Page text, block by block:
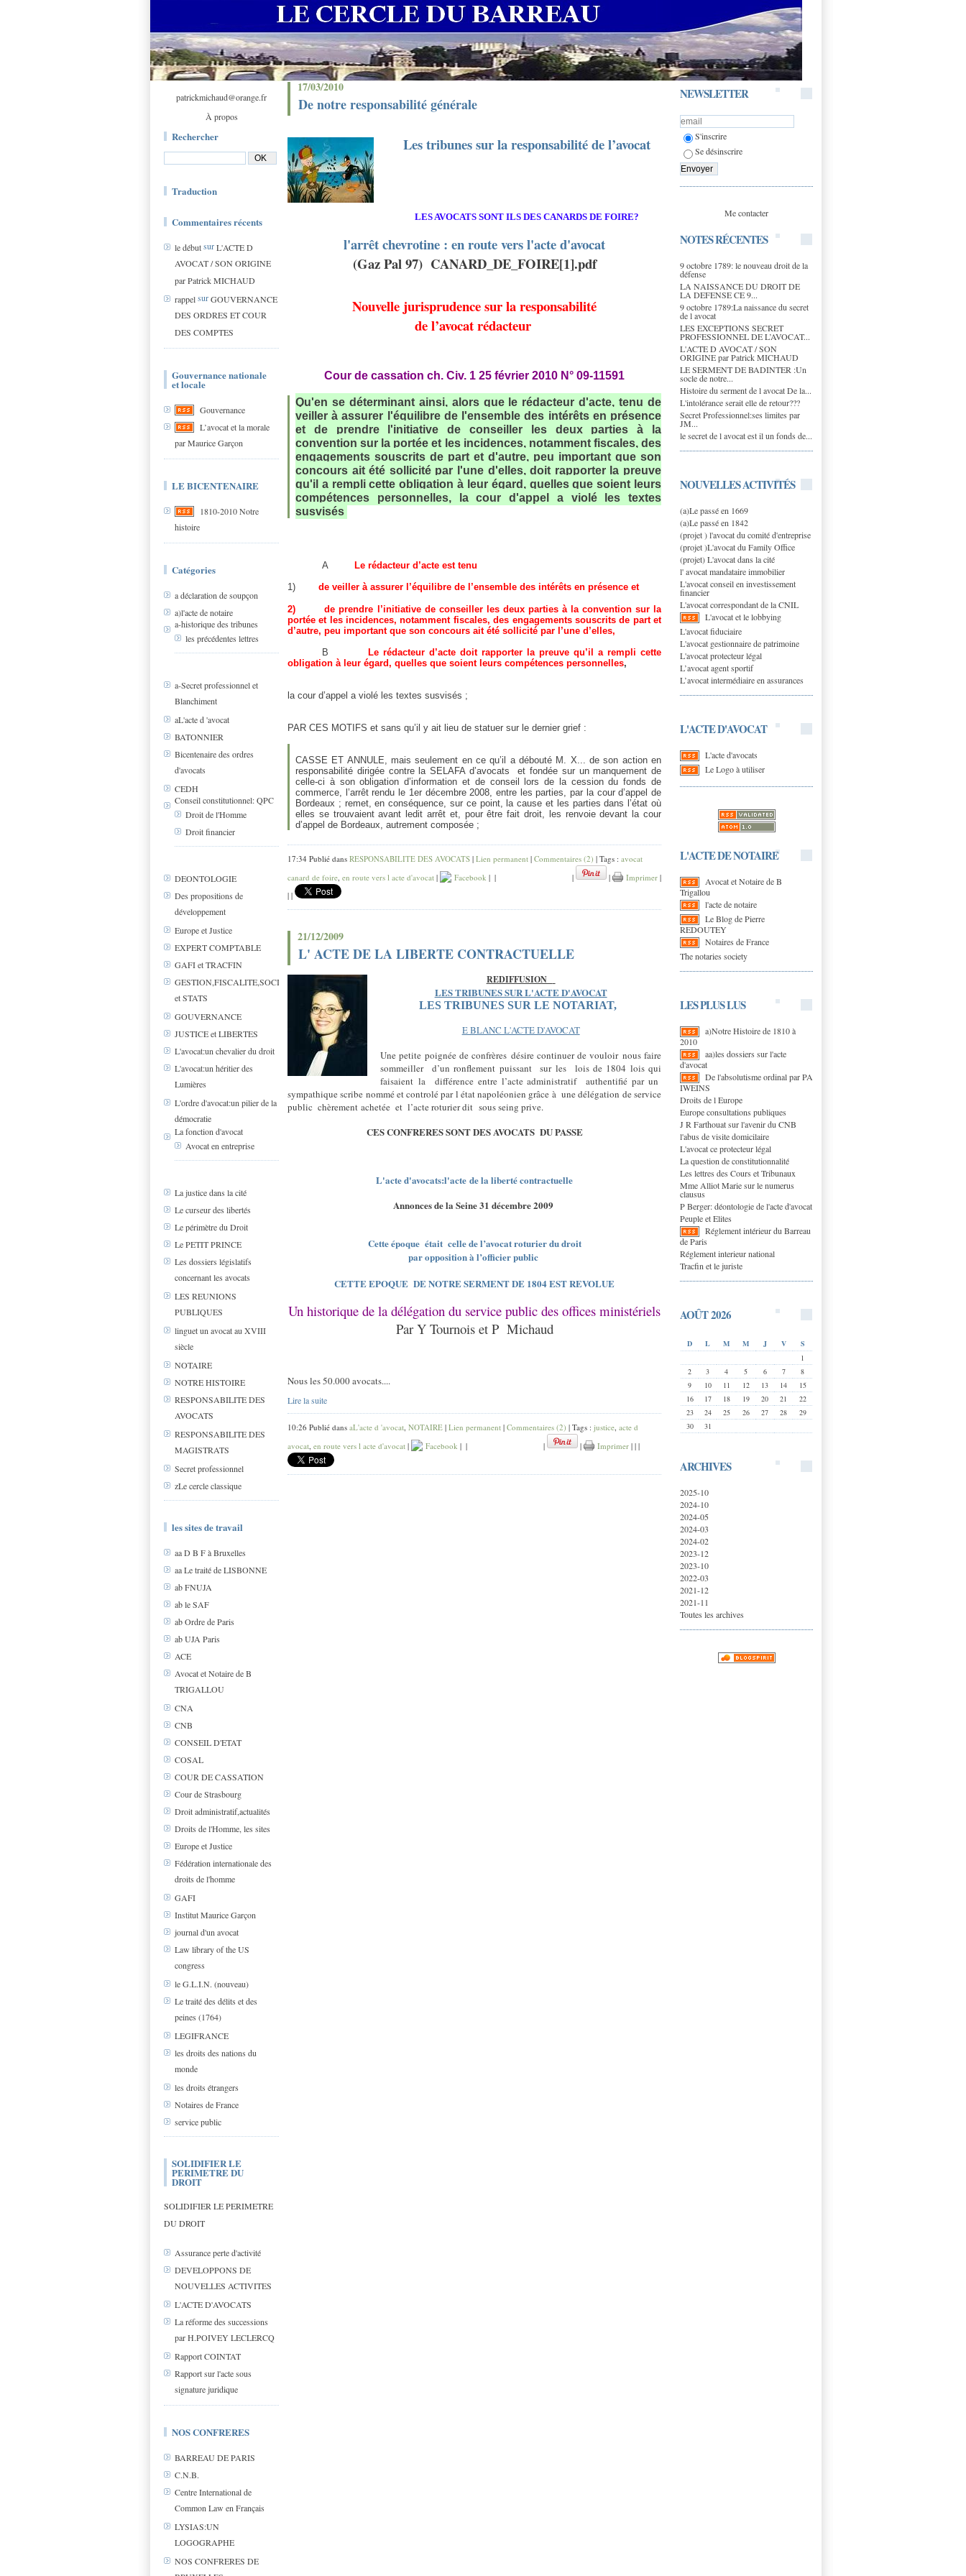
patrickmichaud@orange.fr
À propos
Rechercher
Traduction
Commentaires récents
le débutsurL'ACTE D
AVOCAT / SON ORIGINE
par Patrick MICHAUD
rappelsurGOUVERNANCE
DES ORDRES ET COUR
DES COMPTES
Gouvernance nationale
et locale
Gouvernance
L’avocat et la morale
par Maurice Garçon
LE BICENTENAIRE
1810-2010 Notre
histoire
Catégories
a déclaration de soupçon
a)l'acte de notaire
a-historique des tribunes
les précédentes lettres
a-Secret professionnel et
Blanchiment
aL'acte d 'avocat
BATONNIER
Bicentenaire des ordres
d'avocats
CEDH
Conseil constitutionnel: QPC
Droit de l'Homme
Droit financier
DEONTOLOGIE
Des propositions de
développement
Europe et Justice
EXPERT COMPTABLE
GAFI et TRACFIN
GESTION,FISCALITE,SOCIAL
et STATS
GOUVERNANCE
JUSTICE et LIBERTES
L'avocat:un chevalier du droit
L'avocat:un héritier des
Lumières
L'ordre d'avocat:un pilier de la
démocratie
La fonction d'avocat
Avocat en entreprise
La justice dans la cité
Le curseur des libertés
Le périmètre du Droit
Le PETIT PRINCE
Les dossiers législatifs
concernant les avocats
LES REUNIONS
PUBLIQUES
linguet un avocat au XVIII
siècle
NOTAIRE
NOTRE HISTOIRE
RESPONSABILITE DES
AVOCATS
RESPONSABILITE DES
MAGISTRATS
Secret professionnel
zLe cercle classique
les sites de travail
aa D B F à Bruxelles
aa Le traité de LISBONNE
ab FNUJA
ab le SAF
ab Ordre de Paris
ab UJA Paris
ACE
Avocat et Notaire de B
TRIGALLOU
CNA
CNB
CONSEIL D'ETAT
COSAL
COUR DE CASSATION
Cour de Strasbourg
Droit administratif,actualités
Droits de l'Homme, les sites
Europe et Justice
Fédération internationale des
droits de l'homme
GAFI
Institut Maurice Garçon
journal d'un avocat
Law library of the US
congress
le G.L.I.N. (nouveau)
Le traité des délits et des
peines (1764)
LEGIFRANCE
les droits des nations du
monde
les droits étrangers
Notaires de France
service public
SOLIDIFIER LE
PERIMETRE DU
DROIT
SOLIDIFIER LE PERIMETRE
DU DROIT
Assurance perte d'activité
DEVELOPPONS DE
NOUVELLES ACTIVITES
L'ACTE D'AVOCATS
La réforme des successions
par H.POIVEY LECLERCQ
Rapport COINTAT
Rapport sur l'acte sous
signature juridique
NOS CONFRERES
BARREAU DE PARIS
C.N.B.
Centre International de
Common Law en Français
LYSIAS:UN
LOGOGRAPHE
NOS CONFRERES DE
NEWSLETTER
S'inscrire
Se désinscrire
Me contacter
NOTES RÉCENTES
9 octobre 1789: le nouveau droit de la
défense
LA NAISSANCE DU DROIT DE
LA DEFENSE CE 9...
9 octobre 1789:La naissance du secret
de l avocat
LES EXCEPTIONS SECRET
PROFESSIONNEL DE L’AVOCAT...
L'ACTE D AVOCAT / SON
ORIGINE par Patrick MICHAUD
LE SERMENT DE BADINTER :Un
socle de notre...
Histoire du serment de l avocat De la...
L'intolérance serait elle de retour???
Secret Professionnel:ses limites par
JM...
le secret de l avocat est il un fonds de...
NOUVELLES ACTIVITÉS
(a)Le passé en 1669
(a)Le passé en 1842
(projet ) l'avocat du comité d'entreprise
(projet )L'avocat du Family Office
(projet) L'avocat dans la cité
l' avocat mandataire immobilier
L'avocat conseil en investissement
financier
L'avocat correspondant de la CNIL
L'avocat et le lobbying
L'avocat fiduciaire
L'avocat gestionnaire de patrimoine
L'avocat protecteur légal
L’avocat agent sportif
L’avocat intermédiaire en assurances
L'ACTE D'AVOCAT
L'acte d'avocats
Le Logo à utiliser
L'ACTE DE NOTAIRE
Avocat et Notaire de B
Trigallou
l'acte de notaire
Le Blog de Pierre
REDOUTEY
Notaires de France
The notaries society
LES PLUS LUS
a)Notre Histoire de 1810 à
2010
aa)les dossiers sur l'acte
d'avocat
De l'absolutisme ordinal par PA
IWEINS
Droits de l Europe
Europe consultations publiques
J R Farthouat sur l'avenir du CNB
l'abus de visite domicilaire
L'avocat ce protecteur légal
La question de constitutionnalité
Les lettres des Cours et Tribunaux
Mme Alliot Marie sur le numerus
clausus
P Berger: déontologie de l'acte d'avocat
Peuple et Elites
Réglement intérieur du Barreau
de Paris
Réglement interieur national
Tracfin et le juriste
AOÛT 2026
D L M M J V
S
1
2
3 4 5 6 7
8
9
10 11 12 13 14
15
16
17 18 19 20 21
22
23
24 25 26 27 28
29
30
31
ARCHIVES
2025-10
2024-10
2024-05
2024-03
2024-02
2023-12
2023-10
2022-03
2021-12
2021-11
Toutes les archives
17/03/2010
De notre responsabilité générale
Les tribunes sur la responsabilité de l’avocat
LES AVOCATS SONT ILS DES CANARDS DE FOIRE?
l'arrêt chevrotine : en route vers l'acte d'avocat
(Gaz Pal 97) CANARD_DE_FOIRE[1].pdf
Nouvelle jurisprudence sur la responsabilité
de l’avocat rédacteur
Cour de cassation ch. Civ. 1 25 février 2010 N° 09-11591
Qu'en se déterminant ainsi, alors que le rédacteur d'acte, tenu de
veiller à assurer l'équilibre de l'ensemble des intérêts en présence
et de prendre l'initiative de conseiller les deux parties à la
convention sur la portée et les incidences, notamment fiscales, des
engagements souscrits de part et d'autre, peu important que son
concours ait été sollicité par l'une d'elles, doit rapporter la preuve
qu'il a rempli cette obligation à leur égard, quelles que soient leurs
compétences personnelles, la cour d'appel a violé les textes
susvisés
A
Le rédacteur d’acte est tenu
1)
de veiller à assurer l’équilibre de l’ensemble des intérêts en présence et
2)
de prendre l’initiative de conseiller les deux parties à la convention sur la
portée et les incidences, notamment fiscales, des engagements souscrits de part et
d’autre, peu important que son concours ait été sollicité par l’une d’elles,
B
Le rédacteur d’acte doit rapporter la preuve qu’il a rempli cette
obligation à leur égard, quelles que soient leurs compétences personnelles,
la cour d’appel a violé les textes susvisés ;
PAR CES MOTIFS et sans qu’il y ait lieu de statuer sur le dernier grief :
CASSE ET ANNULE, mais seulement en ce qu’il a débouté M. X... de son action en
responsabilité dirigée contre la SELAFA d’avocats
et fondée sur un manquement de
celle-ci à son obligation d’information et de conseil lors de la cession du fonds de
commerce, l’arrêt rendu le 1er décembre 2008, entre les parties, par la cour d’appel de
Bordeaux ; remet, en conséquence, sur ce point, la cause et les parties dans l’état où
elles se trouvaient avant ledit arrêt et, pour être fait droit, les renvoie devant la cour
d’appel de Bordeaux, autrement composée ;
17:34 Publié dans RESPONSABILITE DES AVOCATS | Lien permanent | Commentaires (2) | Tags : avocat
canard de foire, en route vers l acte d'avocat | Facebook | | | | Imprimer |
| |
21/12/2009
L' ACTE DE LA LIBERTE CONTRACTUELLE
REDIFFUSION
LES TRIBUNES SUR L'ACTE D'AVOCAT
LES TRIBUNES SUR LE NOTARIAT,
E BLANC L'ACTE D'AVOCAT
Une petite poignée de confrères désire continuer de vouloir nous faire
sommeiller d’un ronflement puissant
sur les
lois de 1804 lois qui
faisaient la différence entre l’acte administratif
authentifié par un
sympathique scribe nommé et controlé par l état napoléonien grâce à une délégation de service
public chèrement achetée et l’acte roturier dit sous seing prive.
CES CONFRERES SONT DES AVOCATS DU PASSE
L'acte d'avocats:l'acte de la liberté contractuelle
Annonces de la Seine 31 décembre 2009
Cette époque était celle de l’avocat roturier du droit
par opposition à l’officier public
CETTE EPOQUE DE NOTRE SERMENT DE 1804 EST REVOLUE
Un historique de la délégation du service public des offices ministériels
Par Y Tournois et P Michaud
Nous les 50.000 avocats....
Lire la suite
10:26 Publié dans aL'acte d 'avocat, NOTAIRE | Lien permanent | Commentaires (2) | Tags : justice, acte d
avocat, en route vers l acte d'avocat | Facebook | | | | Imprimer | | |